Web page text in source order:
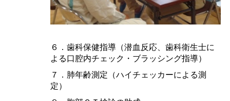
６．歯科保健指導（潜血反応、歯科衛生士に
よる口腔内チェック・ブラッシング指導）
７．肺年齢測定（ハイチェッカーによる測
定）